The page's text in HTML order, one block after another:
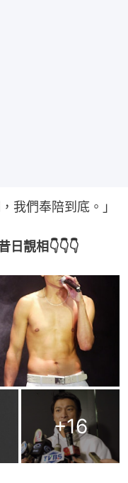
我們奉陪到底。」
日靚相👇👇👇
+16